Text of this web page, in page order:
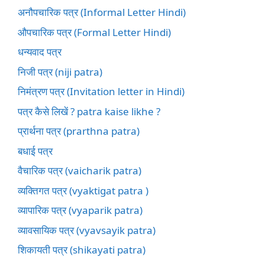
अनौपचारिक पत्र (Informal Letter Hindi)
औपचारिक पत्र (Formal Letter Hindi)
धन्यवाद पत्र
निजी पत्र (niji patra)
निमंत्रण पत्र (Invitation letter in Hindi)
पत्र कैसे लिखें ? patra kaise likhe ?
प्रार्थना पत्र (prarthna patra)
बधाई पत्र
वैचारिक पत्र (vaicharik patra)
व्यक्तिगत पत्र (vyaktigat patra )
व्यापारिक पत्र (vyaparik patra)
व्यावसायिक पत्र (vyavsayik patra)
शिकायती पत्र (shikayati patra)